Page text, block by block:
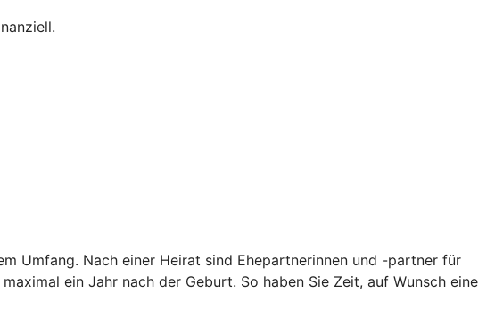
Umfang. Nach einer Heirat sind Ehepartnerinnen und -partner für
ein Jahr nach der Geburt. So haben Sie Zeit, auf Wunsch eine